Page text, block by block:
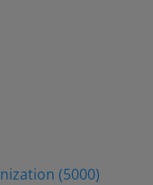
(5000)